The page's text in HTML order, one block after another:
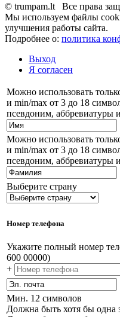
© trumpam.lt Все права
Мы используем файлы
улучшения работы сайта.
Подробнее о: политика
Выход
Я согласен
Можно использовать
и min/max от 3 до 18
псевдоним, аббревиатуры
Можно использовать
и min/max от 3 до 18
псевдоним, аббревиатуры
Выберите страну
Номер телефона
Укажите полный номер
600 00000)
+
Мин. 12 символов
Должна быть хотя бы одна